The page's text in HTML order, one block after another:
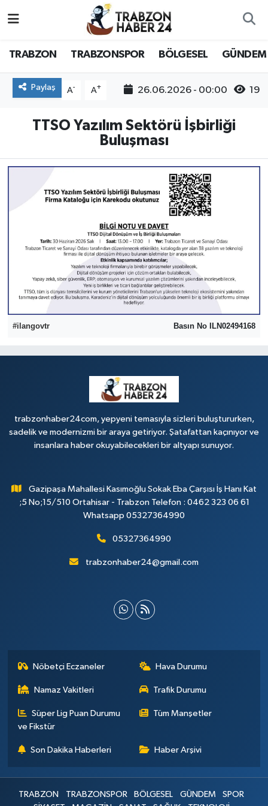
TRABZON TRABZONSPOR BÖLGESEL GÜNDEM
Paylaş A- A+ 26.06.2026 - 00:00 19
TTSO Yazılım Sektörü İşbirliği
Buluşması
#ilangovtr Basın No ILN02494168
trabzonhaber24com, yepyeni temasıyla sizleri buluştururken,
sadelik ve modernizmi bir araya getiriyor. Şatafattan kaçınıyor ve
insanlara haber okuyabilecekleri bir altyapı sunuyor.
Gazipaşa Mahallesi Kasımoğlu Sokak Eba Çarşısı İş Hanı Kat
;5 No;15/510 Ortahisar - Trabzon Telefon : 0462 323 06 61
Whatsapp 05327364990
05327364990
trabzonhaber24@gmail.com
Nöbetçi Eczaneler Hava Durumu
Namaz Vakitleri Trafik Durumu
Süper Lig Puan Durumu
ve Fikstür
Tüm Manşetler
Son Dakika Haberleri Haber Arşivi
TRABZON TRABZONSPOR BÖLGESEL GÜNDEM
SPOR
Hava Durumu
Süper Lig Puan Durumu ve Fikstür
Tüm Manşetler
Son Dakika Haberleri
Haber Arşivi